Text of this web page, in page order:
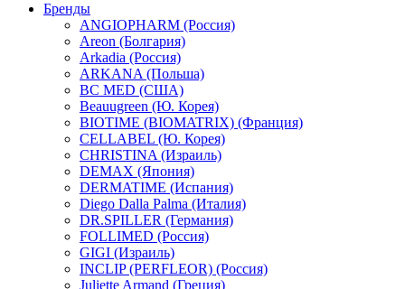
Бренды
ANGIOPHARM (Россия)
Areon (Болгария)
Arkadia (Россия)
ARKANA (Польша)
BC MED (США)
Beauugreen (Ю. Корея)
BIOTIME (BIOMATRIX) (Франция)
CELLABEL (Ю. Корея)
CHRISTINA (Израиль)
DEMAX (Япония)
DERMATIME (Испания)
Diego Dalla Palma (Италия)
DR.SPILLER (Германия)
FOLLIMED (Россия)
GIGI (Израиль)
INCLIP (PERFLEOR) (Россия)
Juliette Armand (Греция)